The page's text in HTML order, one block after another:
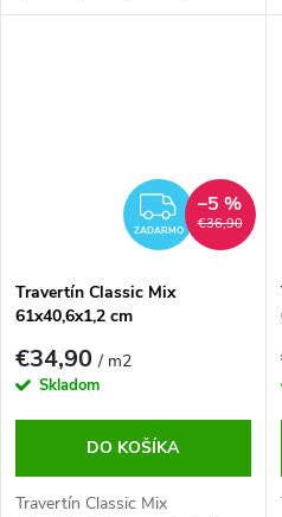
formáte 81 × 40,6 × 1,2 cm.
ZADARMO €36,90
–5 %
Travertín Classic Mix
61x40,6x1,2 cm
€34,90/ m2
Skladom
DO KOŠÍKA
Travertín Classic Mix